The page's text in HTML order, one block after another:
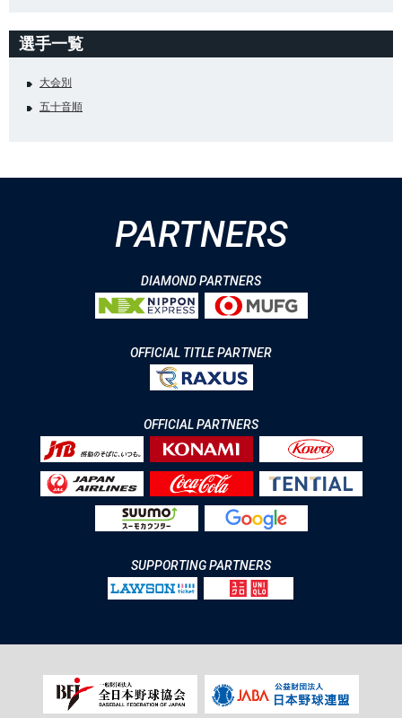
選手一覧
大会別
五十音順
PARTNERS
DIAMOND PARTNERS
OFFICIAL TITLE PARTNER
OFFICIAL PARTNERS
SUPPORTING PARTNERS